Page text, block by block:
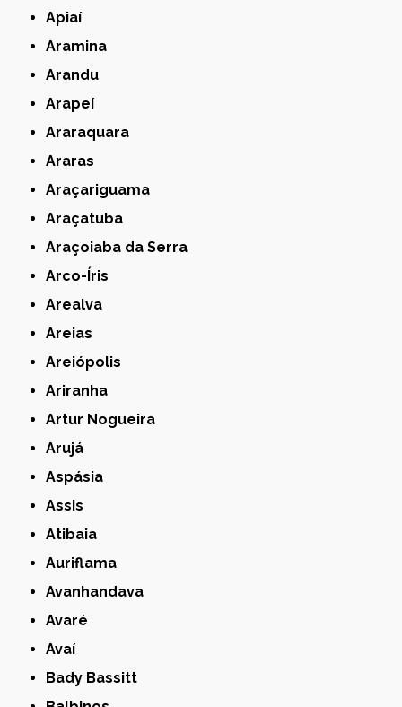
Apiaí
Aramina
Arandu
Arapeí
Araraquara
Araras
Araçariguama
Araçatuba
Araçoiaba da Serra
Arco-Íris
Arealva
Areias
Areiópolis
Ariranha
Artur Nogueira
Arujá
Aspásia
Assis
Atibaia
Auriflama
Avanhandava
Avaré
Avaí
Bady Bassitt